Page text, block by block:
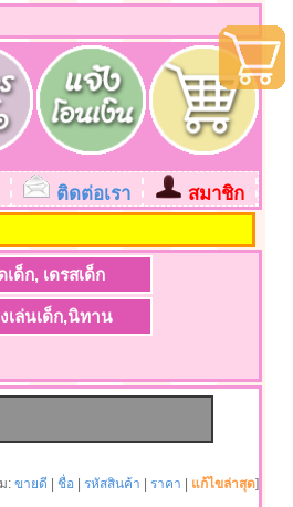
ติดต่อเรา สมาชิก
เด็ก, เดรสเด็ก
เล่นเด็ก,นิทาน
ม:ขายดี |ชื่อ รหัสสินค้า ราคา แก้ไขล่าสุด]